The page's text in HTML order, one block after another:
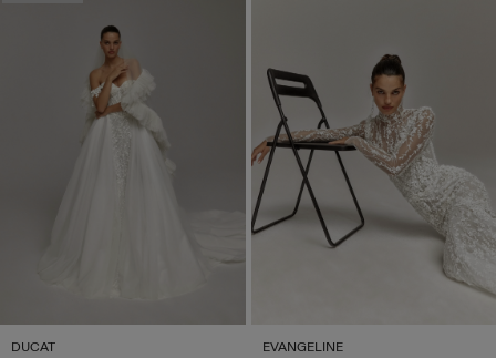
DUCAT
EVANGELINE